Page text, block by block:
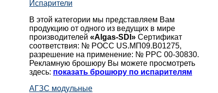
Испарители
В этой категории мы представляем Вам
продукцию от одного из ведущих в мире
производителей «Algas-SDI» Сертификат
соответствия: № РОСС US.МП09.В01275,
разрешение на применение: № РРС 00-30830.
Рекламную брошюру Вы можете просмотреть
здесь: показать брошюру по испарителям
АГЗС модульные